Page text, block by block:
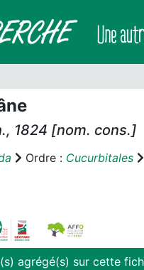
1824 [nom. cons.]
Ordre : Cucurbitales
taxon(s) inférieur(s)